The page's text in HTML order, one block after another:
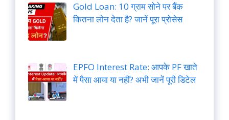
Gold Loan: 10 ग्राम सोने पर बैंक
कितना लोन देता है? जानें पूरा प्रोसेस
EPFO Interest Rate: आपके PF खाते
में पैसा आया या नहीं? अभी जानें पूरी डिटेल